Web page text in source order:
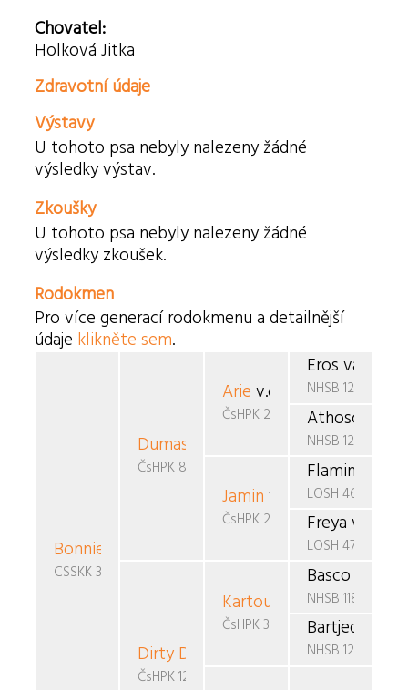
Chovatel:
Holková Jitka
Zdravotní údaje
Výstavy
U tohoto psa nebyly nalezeny žádné
výsledky výstav.
Zkoušky
U tohoto psa nebyly nalezeny žádné
výsledky zkoušek.
Rodokmen
Pro více generací rodokmenu a detailnější
údaje klikněte sem.
Bonnie
CSSKK 343/93
Dumas
ČsHPK 83/89
Dirty Dog
ČsHPK 129/90
Arie v.d. Ramselaar
ČsHPK 20/88/88/89
Jamin van de
ČsHPK 2-86/85/88
Kartouch Bartjeda
ČsHPK 37/89/85/89
Eros van
NHSB 1290690
Athosca v.d.
NHSB 1227295
Flaming Star
LOSH 462670
Freya v.d.
LOSH 473563
Basco v.
NHSB 1186817
Bartjeda
NHSB 1240956